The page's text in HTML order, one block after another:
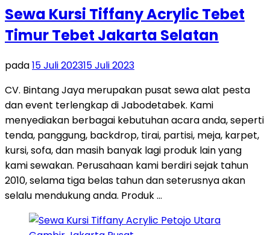
Sewa Kursi Tiffany Acrylic Tebet
Timur Tebet Jakarta Selatan
pada15 Juli 202315 Juli 2023
CV. Bintang Jaya merupakan pusat sewa alat pesta
dan event terlengkap di Jabodetabek. Kami
menyediakan berbagai kebutuhan acara anda, seperti
tenda, panggung, backdrop, tirai, partisi, meja, karpet,
kursi, sofa, dan masih banyak lagi produk lain yang
kami sewakan. Perusahaan kami berdiri sejak tahun
2010, selama tiga belas tahun dan seterusnya akan
selalu mendukung anda. Produk …